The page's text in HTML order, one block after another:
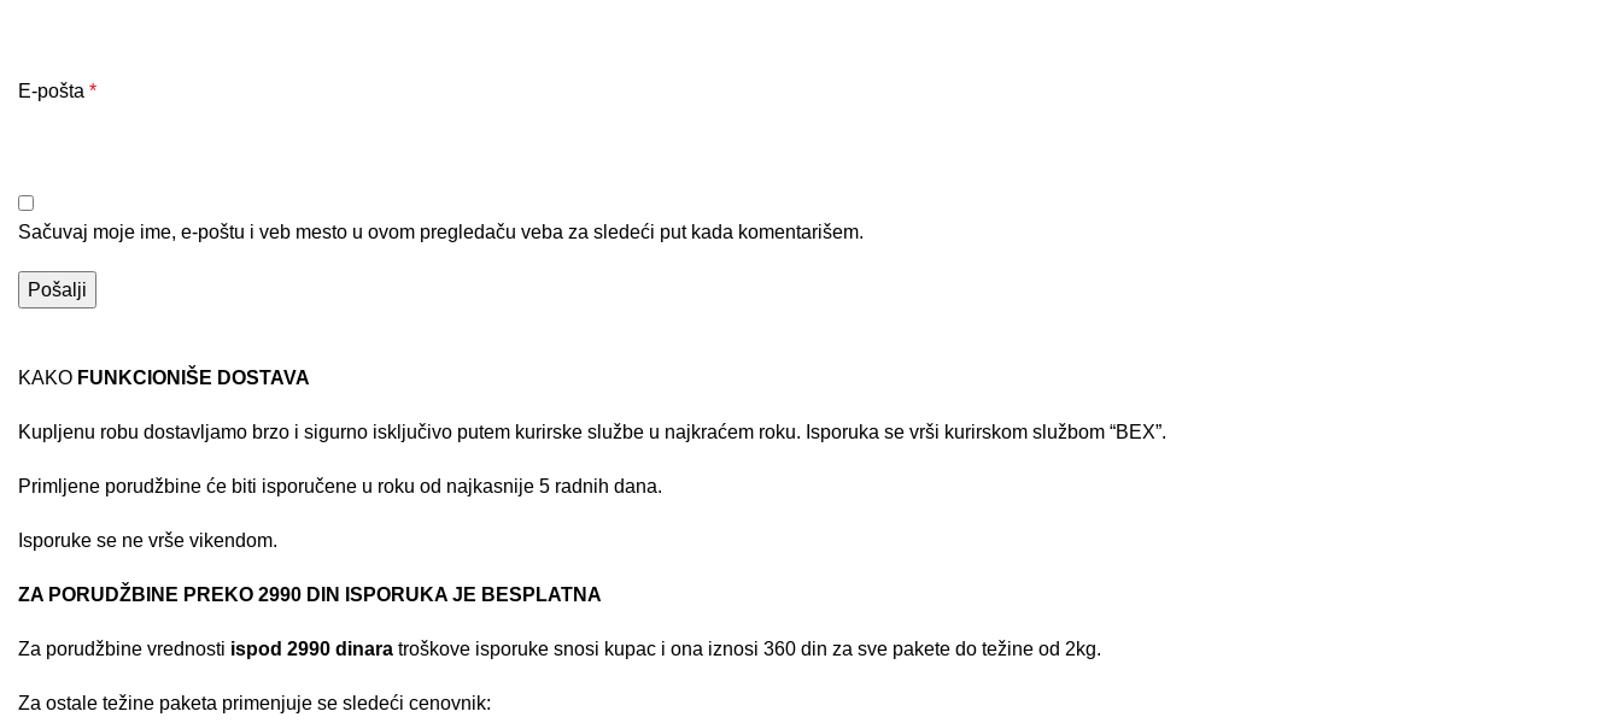
E-pošta*
Sačuvaj moje ime, e-poštu i veb mesto u ovom pregledaču veba za sledeći put kada komentarišem.
KAKO FUNKCIONIŠE DOSTAVA
Kupljenu robu dostavljamo brzo i sigurno isključivo putem kurirske službe u najkraćem roku. Isporuka se vrši kurirskom službom “BEX”.
Primljene porudžbine će biti isporučene u roku od najkasnije 5 radnih dana.
Isporuke se ne vrše vikendom.
ZA PORUDŽBINE PREKO 2990 DIN ISPORUKA JE BESPLATNA
Za porudžbine vrednosti ispod 2990 dinara troškove isporuke snosi kupac i ona iznosi 360 din za sve pakete do težine od 2kg.
Za ostale težine paketa primenjuje se sledeći cenovnik: